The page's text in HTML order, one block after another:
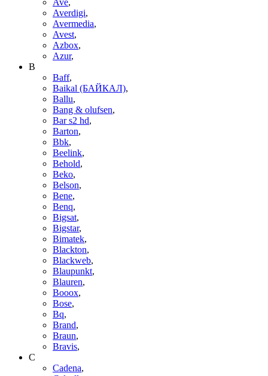
Averdigi,
Avermedia,
Avest,
Azbox,
Azur,
B
Baff,
Baikal (БАЙКАЛ),
Ballu,
Bang & olufsen,
Bar s2 hd,
Barton,
Bbk,
Beelink,
Behold,
Beko,
Belson,
Bene,
Benq,
Bigsat,
Bigstar,
Bimatek,
Blackton,
Blackweb,
Blaupunkt,
Blauren,
Booox,
Bose,
Bq,
Brand,
Braun,
Bravis,
C
Cadena,